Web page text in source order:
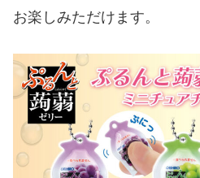
お楽しみただけます。